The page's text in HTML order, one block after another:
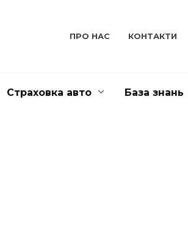
ПРО НАС КОНТАКТИ
Страховка авто База знань